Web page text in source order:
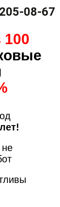
08-67
100
не